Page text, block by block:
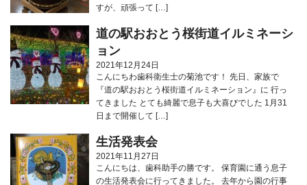
すが、頑張って […]
道の駅おおとう桜街道イルミネーシ
ョン
2021年12月24日
こんにちわ歯科衛生士の菊池です！ 先日、家族で
『道の駅おおとう桜街道イルミネーション』に 行っ
てきました とても綺麗で息子も大喜びでした 1月31
日まで開催して […]
生活発表会
2021年11月27日
こんにちは、歯科助手の勝です。 保育園に通う息子
の生活発表会に行ってきました。 去年から園の行事